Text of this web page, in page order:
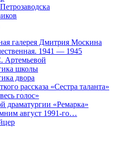
галерея Дмитрия Москина
1941 — 1945
Артемьевой
школы
двора
рассказа «Сестра таланта»
голос»
драматургии «Ремарка»
август 1991-го…